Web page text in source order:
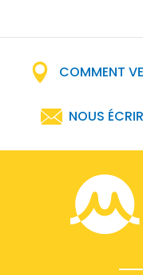
COMMENT
NOUS